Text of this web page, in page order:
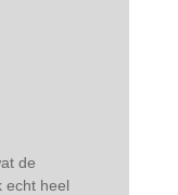
de
echt heel